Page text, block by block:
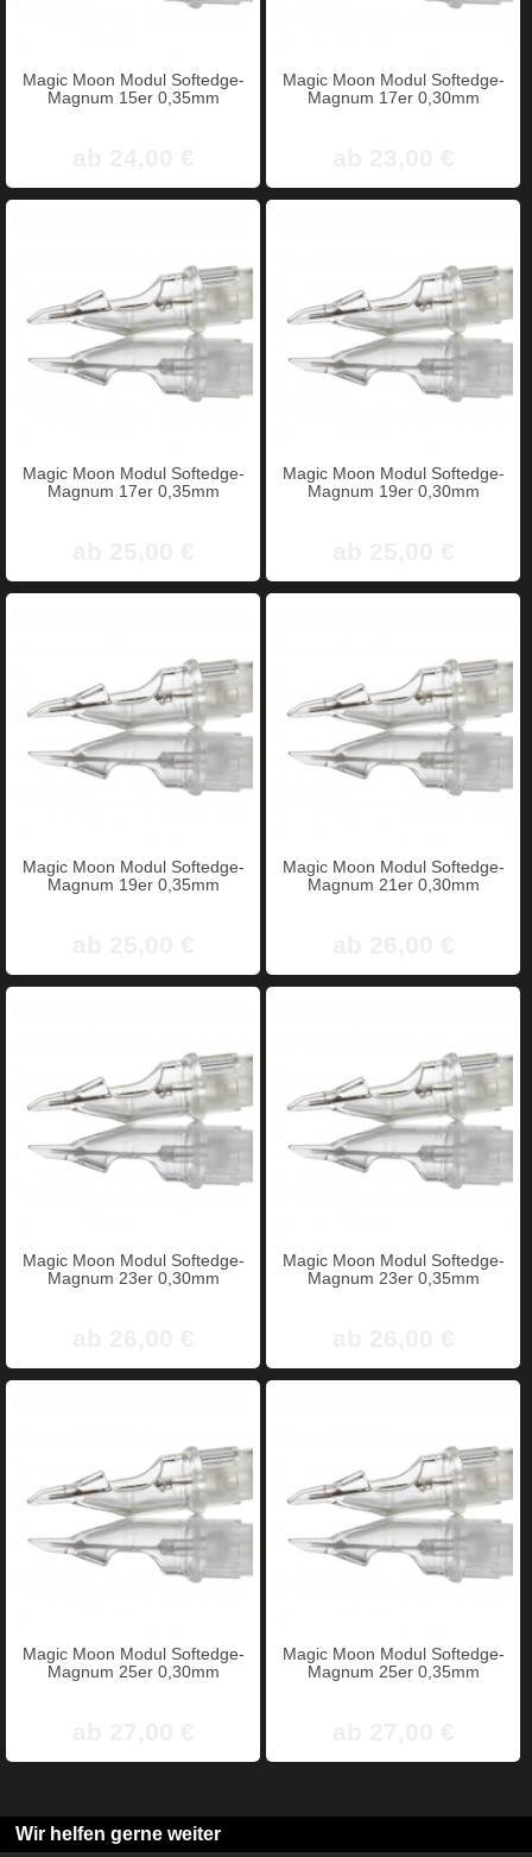
Magic Moon Modul Softedge-
Magnum 15er 0,35mm
Magic Moon Modul Softedge-
Magnum 17er 0,30mm
Magic Moon Modul Softedge-
Magnum 17er 0,35mm
Magic Moon Modul Softedge-
Magnum 19er 0,30mm
Magic Moon Modul Softedge-
Magnum 19er 0,35mm
Magic Moon Modul Softedge-
Magnum 21er 0,30mm
Magic Moon Modul Softedge-
Magnum 23er 0,30mm
Magic Moon Modul Softedge-
Magnum 23er 0,35mm
Magic Moon Modul Softedge-
Magnum 25er 0,30mm
Magic Moon Modul Softedge-
Magnum 25er 0,35mm
Wir helfen gerne weiter